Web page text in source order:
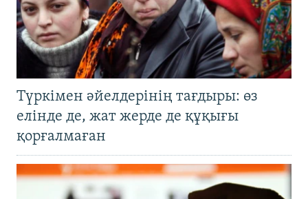
Түркімен әйелдерінің тағдыры: өз
елінде де, жат жерде де құқығы
қорғалмаған